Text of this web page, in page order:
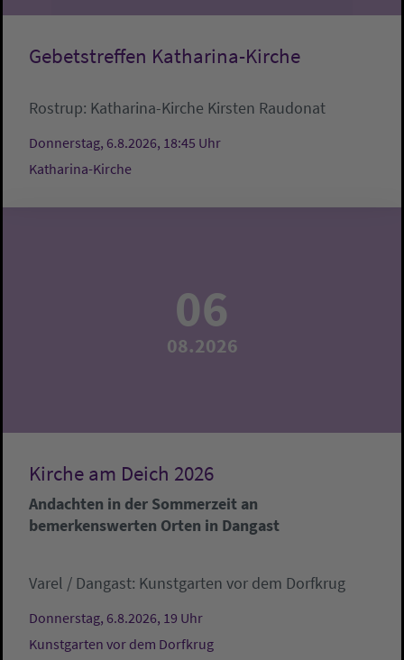
Gebetstreffen Katharina-Kirche
Rostrup: Katharina-Kirche Kirsten Raudonat
Donnerstag, 6.8.2026, 18:45 Uhr
Katharina-Kirche
06
08.2026
Kirche am Deich 2026
Andachten in der Sommerzeit an
bemerkenswerten Orten in Dangast
Varel / Dangast: Kunstgarten vor dem Dorfkrug
Donnerstag, 6.8.2026, 19 Uhr
Kunstgarten vor dem Dorfkrug